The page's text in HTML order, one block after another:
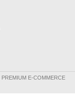
. PREMIUM E-COMMERCE